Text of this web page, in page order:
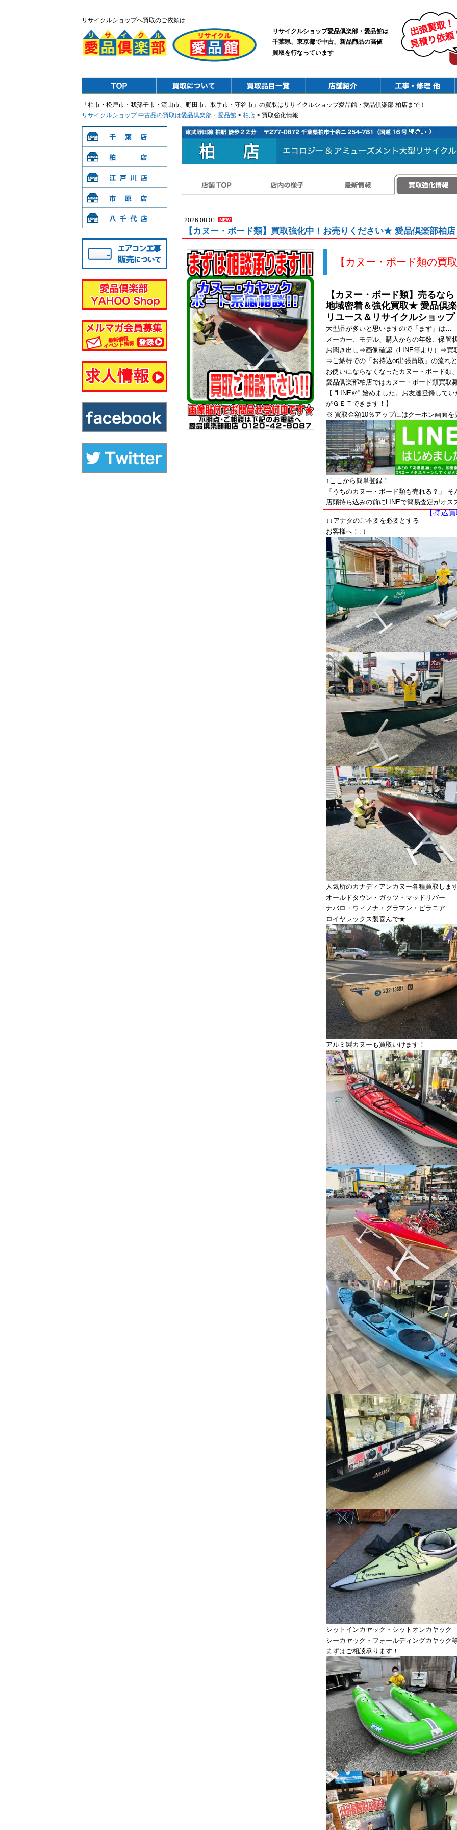
リサイクルショップへ買取のご依頼は
リサイクルショップ愛品倶楽部・愛品館は
千葉県、東京都で中古、新品商品の高値
買取を行なっています
「柏市・松戸市・我孫子市・流山市、野田市、取手市・守谷市」の買取はリサイクルショップ愛品館・愛品倶楽部 柏店まで！
リサイクルショップ 中古品の買取は愛品倶楽部・愛品館 > 柏店 > 買取強化情報
2026.08.01
【カヌー・ボード類】買取強化中！お売りください★ 愛品倶楽部柏
【カヌー・ボード類の買
【カヌー・ボード類】売るなら
地域密着＆強化買取★ 愛品倶
リユース＆リサイクルショップ
大型品が多いと思いますので「まず」は…
メーカー、モデル、購入からの年数、保管
お聞き出し⇒画像確認（LINE等より）⇒買
⇒ご納得での「お持込or出張買取」の流れ
お使いにならなくなったカヌー・ボード類
愛品倶楽部柏店ではカヌー・ボード類買取
【 “LINE＠” 始めました。お友達登録して
がＧＥＴできます！】
※ 買取金額10％アップにはクーポン画面
↑ここから簡単登録！
「うちのカヌー・ボード類も売れる？」
店頭持ち込みの前にLINEで簡易査定がオス
【持込
↓↓アナタのご不要を必要とする
お客様へ！↓↓
人気所のカナディアンカヌー各種買取しま
オールドタウン・ガッツ・マッドリバー
ナバロ・ウィノナ・グラマン・ピラニア…
ロイヤレックス製喜んで★
アルミ製カヌーも買取いけます！
シットインカヤック・シットオンカヤック
シーカヤック・フォールディングカヤック
まずはご相談承ります！